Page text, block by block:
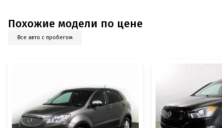
Похожие модели по цене
Все авто с пробегом